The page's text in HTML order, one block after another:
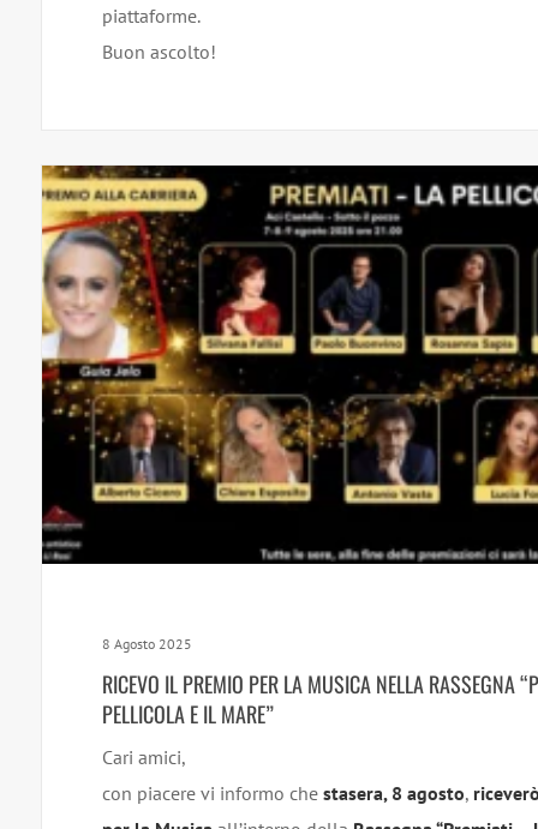
piattaforme.
Buon ascolto!
8 Agosto 2025
RICEVO IL PREMIO PER LA MUSICA NELLA RASSEGNA
PELLICOLA E IL MARE”
Cari amici,
con piacere vi informo che stasera, 8 agosto,